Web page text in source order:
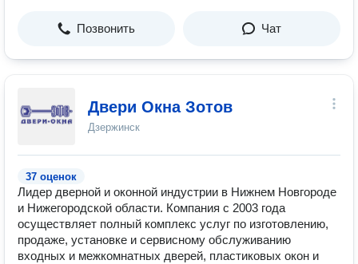
Позвонить Чат
Двери Окна Зотов
Дзержинск
37 оценок
Лидер дверной и оконной индустрии в Нижнем Новгороде
и Нижегородской области. Компания с 2003 года
осуществляет полный комплекс услуг по изготовлению,
продаже, установке и сервисному обслуживанию
входных и межкомнатных дверей, пластиковых окон и